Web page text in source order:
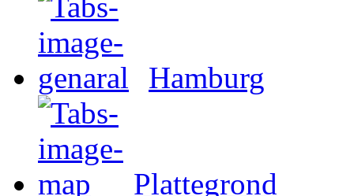
Hamburg
Plattegrond